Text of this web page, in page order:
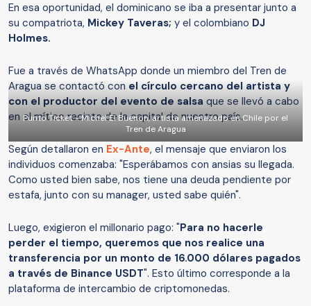
En esa oportunidad, el dominicano se iba a presentar junto a
su compatriota, Mickey Taveras; y el colombiano DJ
Holmes.
Fue a través de WhatsApp donde un miembro del Tren de
Aragua se contactó con el círculo cercano del artista y
con el productor del evento de salsa que se llevó a cabo
en el mítico recinto de la capital de nuestro país.
Punto Ticket - Michel El Buenon, artista amenazado en Chile por el
Tren de Aragua
Según detallaron en Ex-Ante, el mensaje que enviaron los
individuos comenzaba: "Esperábamos con ansias su llegada.
Como usted bien sabe, nos tiene una deuda pendiente por
estafa, junto con su manager, usted sabe quién".
Luego, exigieron el millonario pago: "Para no hacerle
perder el tiempo, queremos que nos realice una
transferencia por un monto de 16.000 dólares pagados
a través de Binance USDT". Esto último corresponde a la
plataforma de intercambio de criptomonedas.